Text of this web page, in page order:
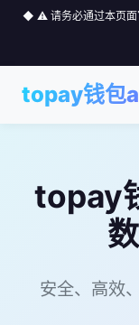
◆ ⚠️ 请务必通过本页面
topay钱包
topay
安全、高效